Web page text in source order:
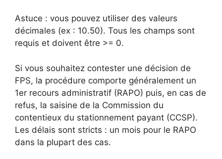
Astuce : vous pouvez utiliser des valeurs
décimales (ex : 10.50). Tous les champs sont
requis et doivent être >= 0.
Si vous souhaitez contester une décision de
FPS, la procédure comporte généralement un
1er recours administratif (RAPO) puis, en cas de
refus, la saisine de la Commission du
contentieux du stationnement payant (CCSP).
Les délais sont stricts : un mois pour le RAPO
dans la plupart des cas.